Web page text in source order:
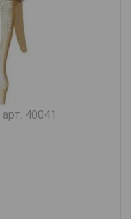
арт. 40041